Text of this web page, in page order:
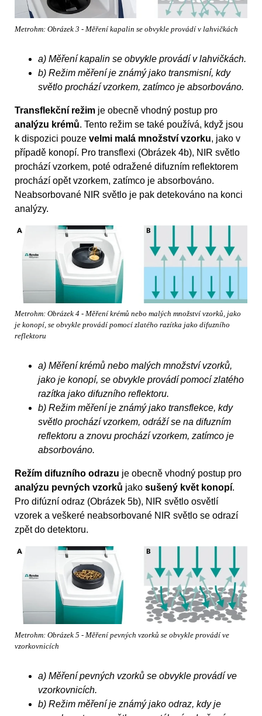
Metrohm: Obrázek 3 - Měření kapalin se obvykle provádí v lahvičkách
a) Měření kapalin se obvykle provádí v lahvičkách.
b) Režim měření je známý jako transmisní, kdy
světlo prochází vzorkem, zatímco je absorbováno.
Transflekční režim je obecně vhodný postup pro
analýzu krémů. Tento režim se také používá, když jsou
k dispozici pouze velmi malá množství vzorku, jako v
případě konopí. Pro transflexi (Obrázek 4b), NIR světlo
prochází vzorkem, poté odražené difuzním reflektorem
prochází opět vzorkem, zatímco je absorbováno.
Neabsorbované NIR světlo je pak detekováno na konci
analýzy.
Metrohm: Obrázek 4 - Měření krémů nebo malých množství vzorků, jako
je konopí, se obvykle provádí pomocí zlatého razítka jako difuzního
reflektoru
a) Měření krémů nebo malých množství vzorků,
jako je konopí, se obvykle provádí pomocí zlatého
razítka jako difuzního reflektoru.
b) Režim měření je známý jako transflekce, kdy
světlo prochází vzorkem, odráží se na difuzním
reflektoru a znovu prochází vzorkem, zatímco je
absorbováno.
Režím difuzního odrazu je obecně vhodný postup pro
analýzu pevných vzorků jako sušený květ konopí.
Pro difúzní odraz (Obrázek 5b), NIR světlo osvětlí
vzorek a veškeré neabsorbované NIR světlo se odrazí
zpět do detektoru.
Metrohm: Obrázek 5 - Měření pevných vzorků se obvykle provádí ve
vzorkovnicích
a) Měření pevných vzorků se obvykle provádí ve
vzorkovnicích.
b) Režim měření je známý jako odraz, kdy je